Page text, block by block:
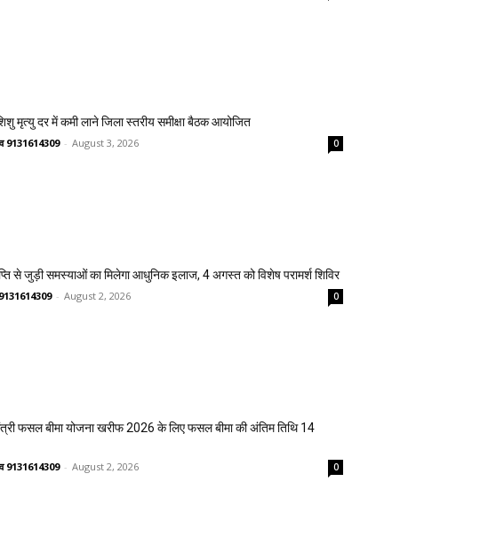
मृत्यु दर में कमी लाने जिला स्तरीय समीक्षा बैठक आयोजित
9131614309 - August 3, 2026 0
से जुड़ी समस्याओं का मिलेगा आधुनिक इलाज, 4 अगस्त को विशेष परामर्श शिविर
- August 2, 2026 0
फसल बीमा योजना खरीफ 2026 के लिए फसल बीमा की अंतिम तिथि 14
9131614309 - August 2, 2026 0